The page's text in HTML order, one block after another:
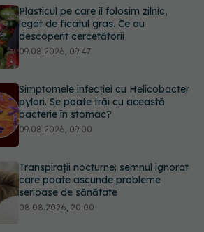
Simptomele infecției cu Helicobacter
pylori. Se poate trăi cu această
Transpirații nocturne: semnul ignorat
care poate ascunde probleme
Cum folosești uleiul esențial de
rozmarin pentru a opri căderea